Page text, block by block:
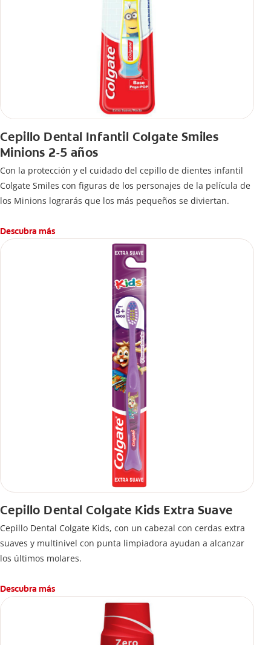
Cepillo Dental Infantil Colgate Smiles
Minions 2-5 años
Con la protección y el cuidado del cepillo de dientes infantil
Colgate Smiles con figuras de los personajes de la película de
los Minions lograrás que los más pequeños se diviertan.
Descubra más
Cepillo Dental Colgate Kids Extra Suave
Cepillo Dental Colgate Kids, con un cabezal con cerdas extra
suaves y multinivel con punta limpiadora ayudan a alcanzar
los últimos molares.
Descubra más